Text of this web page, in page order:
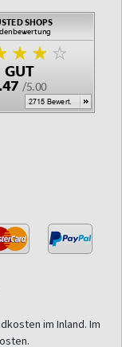
im Inland. Im